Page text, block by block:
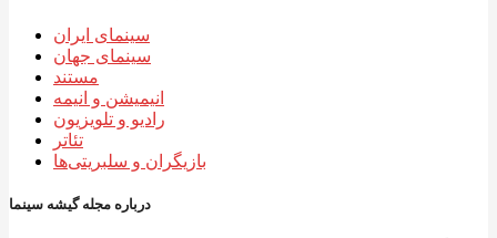
سینمای ایران
سینمای جهان
مستند
انیمیشن و انیمه
رادیو و تلویزیون
تئاتر
بازیگران و سلبریتی‌ها
درباره مجله گیشه سینما